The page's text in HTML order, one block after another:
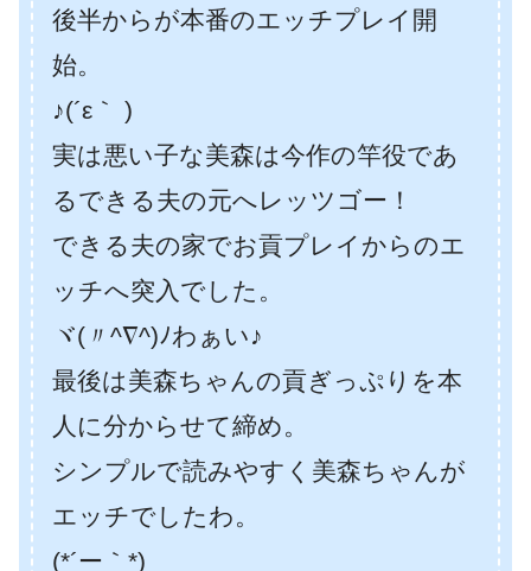
後半からが本番のエッチプレイ開
始。
♪(´ε｀ )
実は悪い子な美森は今作の竿役であ
るできる夫の元へレッツゴー！
できる夫の家でお貢プレイからのエ
ッチへ突入でした。
ヾ(〃^∇^)ﾉわぁい♪
最後は美森ちゃんの貢ぎっぷりを本
人に分からせて締め。
シンプルで読みやすく美森ちゃんが
エッチでしたわ。
(*´ー｀*)